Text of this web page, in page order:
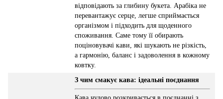
відповідають за глибину букета. Арабіка не
перевантажує серце, легше сприймається
організмом і підходить для щоденного
споживання. Саме тому її обирають
поціновувачі кави, які шукають не різкість,
а гармонію, баланс і задоволення в кожному
ковтку.
З чим смакує кава: ідеальні поєднання